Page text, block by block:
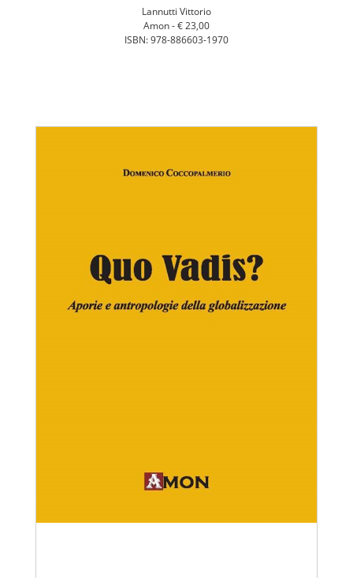
Lannutti Vittorio
Amon -€ 23,00
ISBN: 978-886603-1970